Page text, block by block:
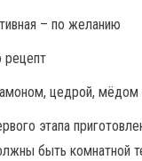
– по желанию
рецепт
этапа
быть комнатной